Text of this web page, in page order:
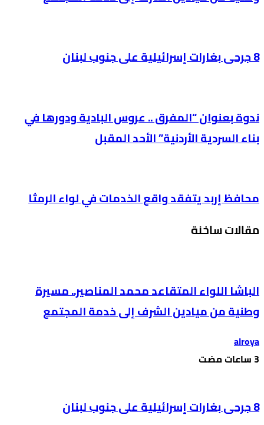
8 جرحى بغارات إسرائيلية على جنوب لبنان
ندوة بعنوان “المفرق .. عروس البادية ودورها في
بناء السردية الأردنية” الأحد المقبل
محافظ إربد يتفقد واقع الخدمات في لواء الرمثا
مقالات ساخنة
الباشا اللواء المتقاعد محمد المناصير.. مسيرة
وطنية من ميادين الشرف إلى خدمة المجتمع
alroya
8 جرحى بغارات إسرائيلية على جنوب لبنان